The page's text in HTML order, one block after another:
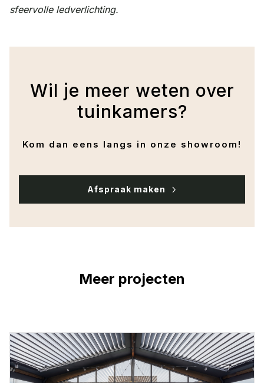
sfeervolle ledverlichting.
Wil je meer weten over
tuinkamers?
Kom dan eens langs in onze showroom!
Afspraak maken
Meer projecten